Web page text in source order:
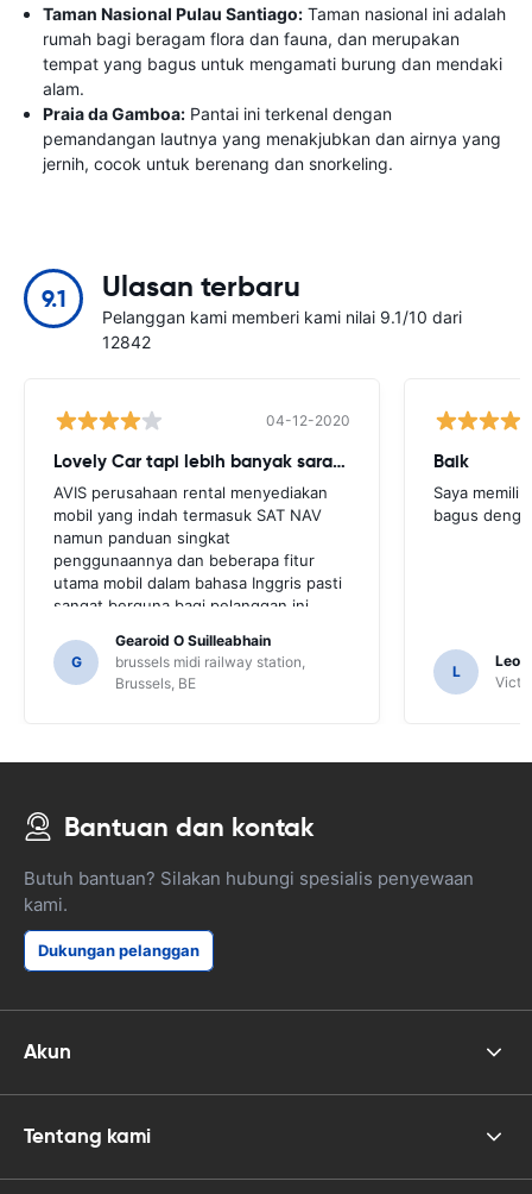
Taman Nasional Pulau Santiago: Taman nasional ini adalah
rumah bagi beragam flora dan fauna, dan merupakan
tempat yang bagus untuk mengamati burung dan mendaki
alam.
Praia da Gamboa: Pantai ini terkenal dengan
pemandangan lautnya yang menakjubkan dan airnya yang
jernih, cocok untuk berenang dan snorkeling.
9.1 Ulasan terbaru
Pelanggan kami memberi kami nilai 9.1/10 dari
12842
04-12-2020
Lovely Car tapi lebih banyak saran yang dibutuhkan
AVIS perusahaan rental menyediakan
mobil yang indah termasuk SAT NAV
namun panduan singkat
penggunaannya dan beberapa fitur
utama mobil dalam bahasa Inggris pasti
sangat berguna bagi pelanggan ini.
penduduk setempat untuk
mendapatkan panduan dan hanya untuk
itu kami mungkin tidak mengetahui
G
Gearoid O Suilleabhain
brussels midi railway station,
Brussels, BE
Baik
Saya
bagus
L
Bantuan dan kontak
Butuh bantuan? Silakan hubungi spesialis penyewaan
kami.
Dukungan pelanggan
Akun
Tentang kami